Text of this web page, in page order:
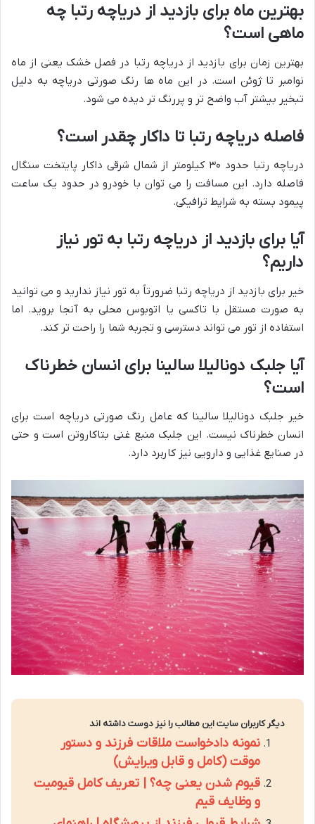
بهترین ماه برای بازدید از دریاچه رتبا چه
ماهی است؟
بهترین زمان برای بازدید از دریاچه رتبا در فصل خشک یعنی از ماه
نوامبر تا ژوئن است. در این ماه ها رنگ صورتی دریاچه به دلیل
تبخیر بیشتر آب واضح تر و پررنگ تر دیده می شود.
فاصله دریاچه رتبا تا داکار چقدر است؟
دریاچه رتبا حدود ۳۰ کیلومتر از شمال شرقی داکار پایتخت سنگال
فاصله دارد. این مسافت را می توان با خودرو در حدود یک ساعت
پیمود بسته به شرایط ترافیکی.
آیا برای بازدید از دریاچه رتبا به تور نیاز
داریم؟
خیر برای بازدید از دریاچه رتبا ضرورتاً به تور نیاز ندارید و می توانید
به صورت مستقل با تاکسی یا اتوبوس محلی به آنجا بروید. اما
استفاده از تور می تواند دسترسی و تجربه شما را راحت تر کند.
آیا جلبک دونالیلا سالینا برای انسان خطرناک
است؟
خیر جلبک دونالیلا سالینا که عامل رنگ صورتی دریاچه است برای
انسان خطرناک نیست. این جلبک منبع غنی بتاکاروتن است و حتی
در صنایع غذایی و دارویی نیز کاربرد دارد.
دیگر کاربران سایت این مطالب را نیز دوست داشته اند
نمونه دادخواست ملاقات فرزند و دستور
موقت (کامل و قابل ویرایش)
قیوم شدن یعنی چه؟ | تعریف کامل قیومیت
و وظایف قیم